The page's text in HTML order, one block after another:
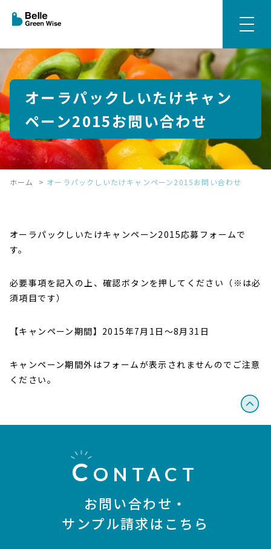
オーラパックしいたけキャン
ペーン2015お問い合わせ
ホーム > オーラパックしいたけキャンペーン2015お問い合わせ
オーラパックしいたけキャンペーン2015応募フォームで
す。
必要事項を記入の上、確認ボタンを押してください（※は必
須項目です）
【キャンペーン期間】2015年7月1日～8月31日
キャンペーン期間外はフォームが表示されませんのでご注意
ください。
C ONTACT
お問い合わせ・
サンプル請求はこちら